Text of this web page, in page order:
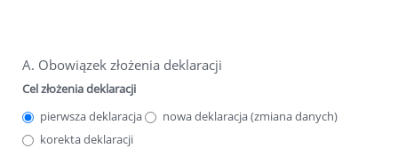
A. Obowiązek złożenia deklaracji
Cel złożenia deklaracji
pierwsza deklaracja
nowa deklaracja (zmiana danych)
korekta deklaracji